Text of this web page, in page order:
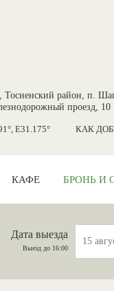
район, п.
проезд, 10
E31.175° КАК
КАФЕ БРОНЬ И
Дата выезда
Выезд до 16:00